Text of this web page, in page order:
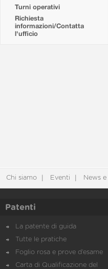
Turni operativi
Richiesta
informazioni/Contatta
l'ufficio
Chi siamo Eventi News
Patenti
La patente di guida
Tutte le pratiche
Foglio rosa e prove d’esame
Carta di Qualificazione del